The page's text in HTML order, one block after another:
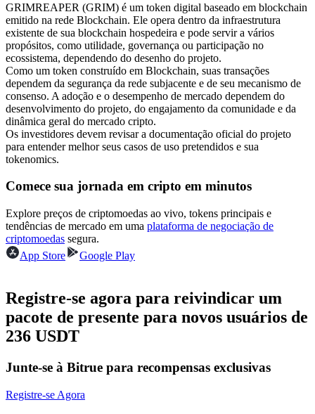
Futuros de USDC
Futuros usando USDC como garantia
Copiar Trading
Junte-se aos principais traders
Desfrute da partilha de lucros e comissões de copy trading
GRIMREAPER (GRIM) é um token digital baseado em blockchain
emitido na rede Blockchain. Ele opera dentro da infraestrutura
existente de sua blockchain hospedeira e pode servir a vários
propósitos, como utilidade, governança ou participação no
ecossistema, dependendo do desenho do projeto.
Como um token construído em Blockchain, suas transações
dependem da segurança da rede subjacente e de seu mecanismo de
consenso. A adoção e o desempenho de mercado dependem do
desenvolvimento do projeto, do engajamento da comunidade e da
dinâmica geral do mercado cripto.
Os investidores devem revisar a documentação oficial do projeto
para entender melhor seus casos de uso pretendidos e sua
tokenomics.
Comece sua jornada em cripto em minutos
Explore preços de criptomoedas ao vivo, tokens principais e
tendências de mercado em uma plataforma de negociação de
criptomoedas segura.
App Store
Google Play
Registre-se agora para reivindicar um
pacote de presente para novos usuários de
236 USDT
Junte-se à Bitrue para recompensas exclusivas
Registre-se Agora